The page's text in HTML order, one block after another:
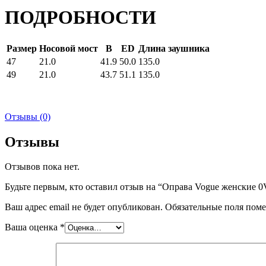
ПОДРОБНОСТИ
Размер Носовой мост B ED Длина заушника
47
21.0 41.9 50.0 135.0
49
21.0 43.7 51.1 135.0
Отзывы (0)
Отзывы
Отзывов пока нет.
Будьте первым, кто оставил отзыв на “Оправа Vogue женские
Ваш адрес email не будет опубликован. Обязательные поля
Ваша оценка *